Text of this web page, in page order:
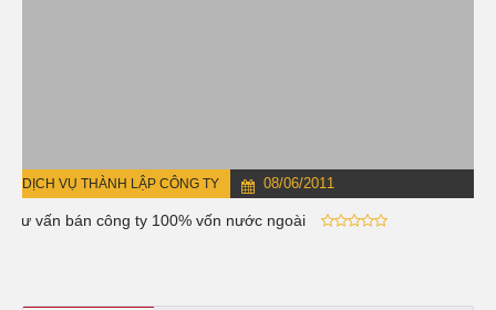
DỊCH VỤ THÀNH LẬP CÔNG TY 08/06/2011
Tư vấn bán công ty 100% vốn nước ngoài